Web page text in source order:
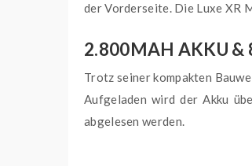
der Vorderseite. Die Luxe XR
2.800MAH AKKU &
Trotz seiner kompakten
Aufgeladen wird der Akku
abgelesen werden.